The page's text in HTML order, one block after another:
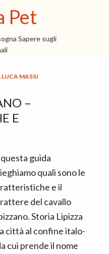
Pet
Sapere sugli
LUCA MASSI
–
E
guida
quali sono le
e il
del cavallo
Storia Lipizza
città al confine italo-
cui prende il nome